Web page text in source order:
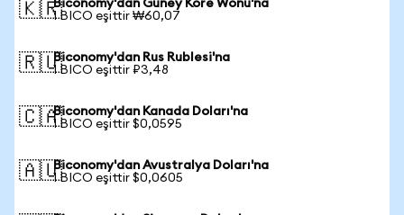
🇰🇷Biconomy'dan Güney Kore Wonu'na
1 BICO eşittir ₩60,07
🇷🇺Biconomy'dan Rus Rublesi'na
1 BICO eşittir ₽3,48
🇨🇦Biconomy'dan Kanada Doları'na
1 BICO eşittir $0,0595
🇦🇺Biconomy'dan Avustralya Doları'na
1 BICO eşittir $0,0605